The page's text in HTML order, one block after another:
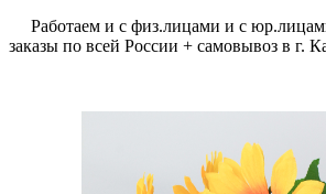
Работаем и с физ.лицами и с
заказы по всей России + самовывоз в г.